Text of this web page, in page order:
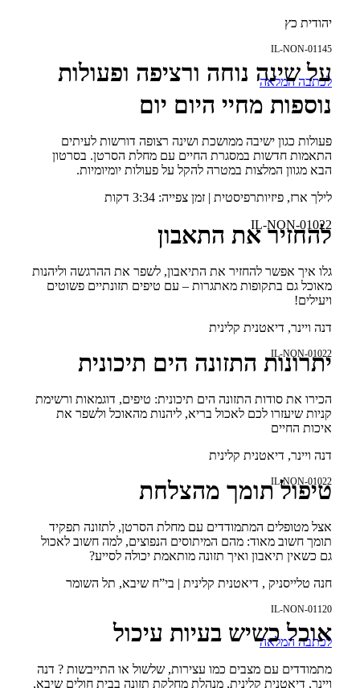
יהודית כץ
IL-NON-01145
לכתבה המלאה
על שינה נוחה ורציפה ופעולות
נוספות מחיי היום יום
פעולות כגון ישיבה ממושכת ושינה רצופה דורשות לעיתים
התאמות חדשות במסגרת החיים עם מחלת הסרטן. בסרטון
הבא מגוון המלצות במטרה להקל על פעולות יומיומיות.
לילך ארז, פיזיותרפיסטית | זמן צפייה: 3:34 דקות
IL-NON-01022
להחזיר את התאבון
גלו איך אפשר להחזיר את התיאבון, לשפר את ההרגשה וליהנות
מאוכל גם בתקופות מאתגרות – עם טיפים תזונתיים פשוטים
ויעילים!
דנה ויינר, דיאטנית קלינית
IL-NON-01022
יתרונות התזונה הים תיכונית
הכירו את סודות התזונה הים תיכונית: טיפים, דוגמאות ורשימת
קניות שיעזרו לכם לאכול בריא, ליהנות מהאוכל ולשפר את
איכות החיים
דנה ויינר, דיאטנית קלינית
IL-NON-01022
טיפול תומך מהצלחת
אצל מטופלים המתמודדים עם מחלת הסרטן, לתזונה תפקיד
תומך חשוב מאוד: מהם המיתוסים הנפוצים, למה חשוב לאכול
גם כשאין תיאבון ואיך תזונה מותאמת יכולה לסייע?
חנה טלייסניק , דיאטנית קלינית | בי”ח שיבא, תל השומר
IL-NON-01120
לכתבה המלאה
אוכל כשיש בעיות עיכול
מתמודדים עם מצבים כמו עצירות, שלשול או התייבשות ? דנה
ויינר, דיאטנית קלינית, מנהלת מחלקת תזונה בבית חולים שיבא,